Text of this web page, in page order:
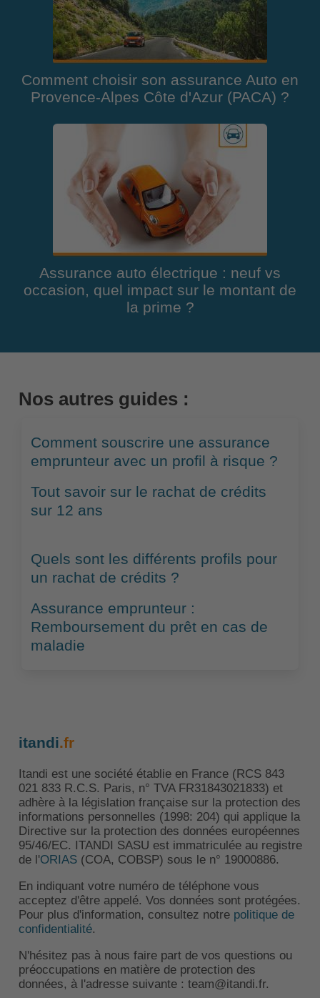
Comment choisir son assurance Auto en
Provence-Alpes Côte d'Azur (PACA) ?
Assurance auto électrique : neuf vs
occasion, quel impact sur le montant de
la prime ?
Nos autres guides :
Comment souscrire une assurance
emprunteur avec un profil à risque ?
Tout savoir sur le rachat de crédits
sur 12 ans
Quels sont les différents profils pour
un rachat de crédits ?
Assurance emprunteur :
Remboursement du prêt en cas de
maladie
itandi.fr
Itandi est une société établie en France (RCS 843
021 833 R.C.S. Paris, n° TVA FR31843021833) et
adhère à la législation française sur la protection des
informations personnelles (1998: 204) qui applique la
Directive sur la protection des données européennes
95/46/EC. ITANDI SASU est immatriculée au registre
de l'ORIAS(COA, COBSP) sous le n° 19000886.
En indiquant votre numéro de téléphone vous
acceptez d'être appelé. Vos données sont protégées.
Pour plus d'information, consultez notre politique de
confidentialité.
N'hésitez pas à nous faire part de vos questions ou
préoccupations en matière de protection des
données, à l'adresse suivante : team@itandi.fr.